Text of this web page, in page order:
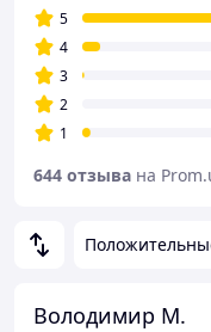
Володимир М.
5
4
3
2
1
644 отзыва на